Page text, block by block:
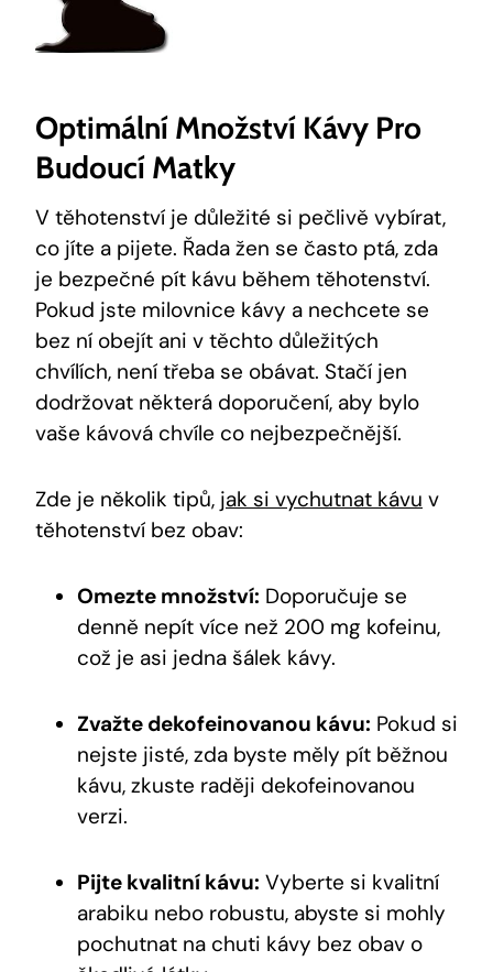
Optimální Množství Kávy Pro
Budoucí Matky
V těhotenství je důležité si pečlivě vybírat,
co jíte a pijete. Řada žen se často ptá, zda
je bezpečné pít kávu během těhotenství.
Pokud jste milovnice kávy a nechcete se
bez ní obejít ani v těchto důležitých
chvílích, není třeba se obávat. Stačí jen
dodržovat některá doporučení, aby bylo
vaše kávová chvíle co nejbezpečnější.
Zde je několik tipů, jak si vychutnat kávu v
těhotenství bez obav:
Omezte množství: Doporučuje se
denně nepít více než 200 mg kofeinu,
což je asi jedna šálek kávy.
Zvažte dekofeinovanou kávu: Pokud si
nejste jisté, zda byste měly pít běžnou
kávu, zkuste raději dekofeinovanou
verzi.
Pijte kvalitní kávu: Vyberte si kvalitní
arabiku nebo robustu, abyste si mohly
pochutnat na chuti kávy bez obav o